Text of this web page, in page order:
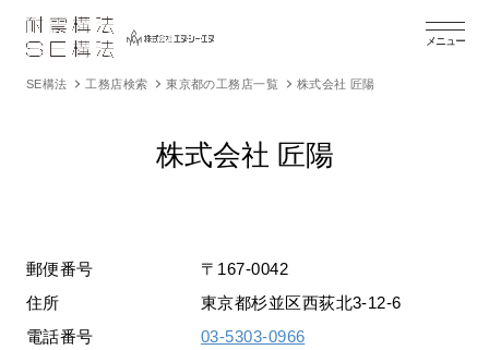
メニュー
SE構法 工務店検索 東京都の工務店一覧 株式会社 匠陽
株式会社 匠陽
郵便番号
〒167-0042
住所
東京都杉並区西荻北3-12-6
電話番号
03-5303-0966